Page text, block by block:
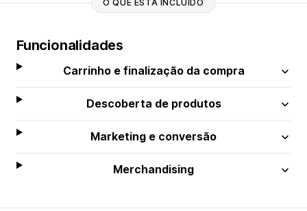
O QUE ESTÁ INCLUÍDO
Funcionalidades
Carrinho e finalização da compra
Descoberta de produtos
Marketing e conversão
Merchandising